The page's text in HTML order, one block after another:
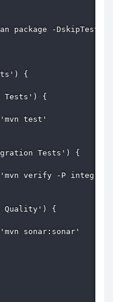
package -DskipTests'
{
Tests') {
test'
Tests') {
verify -P
Quality') {
sonar:sonar'